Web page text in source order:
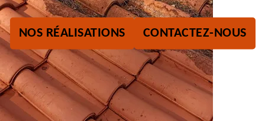
NOS RÉALISATIONS CONTACTEZ-NOUS